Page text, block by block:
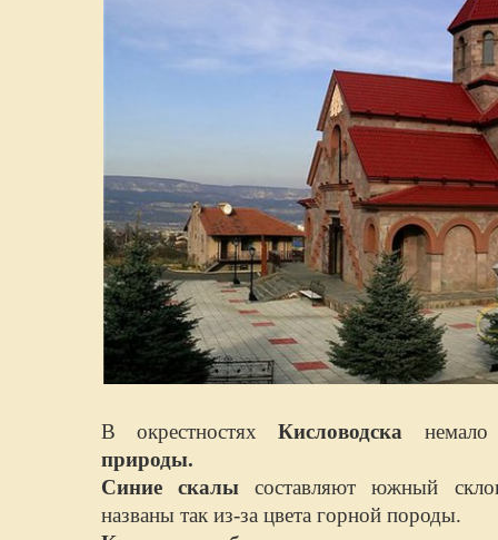
В окрестностяхКисловодска
природы.
Синие скалы составляют южный
названы так из-за цвета горной породы.